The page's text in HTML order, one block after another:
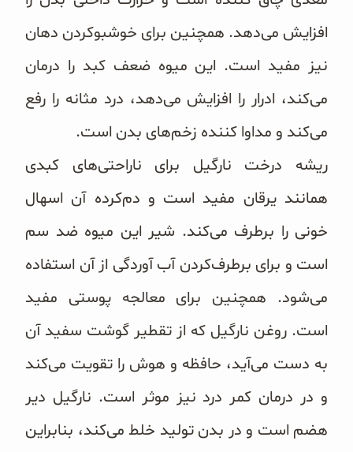
افزایش می‌دهد. همچنین برای خوشبوکردن دهان
نیز مفید است. این میوه ضعف کبد را درمان
می‌کند، ادرار را افزایش می‌دهد، درد مثانه را رفع
می‌کند و مداوا کننده زخم‌های بدن است.
ریشه درخت نارگیل برای ناراحتی‌های کبدی
همانند یرقان مفید است و دم‌کرده آن اسهال
خونی را برطرف می‌کند. شیر این میوه ضد سم
است و برای برطرف‌کردن آب آوردگی از آن استفاده
می‌شود. همچنین برای معالجه پوستی مفید
است. روغن نارگیل که از تقطیر گوشت سفید آن
به دست می‌آید، حافظه و هوش را تقویت می‌کند
و در درمان کمر درد نیز موثر است. نارگیل دیر
هضم است و در بدن تولید خلط می‌کند، بنابراین